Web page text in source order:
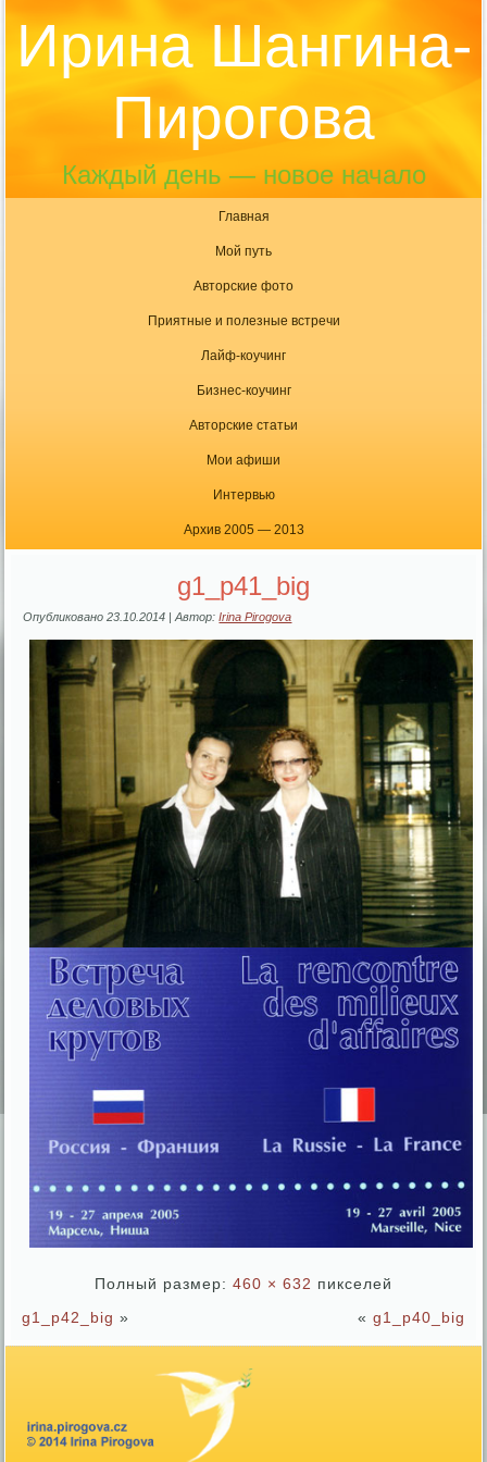
Ирина Шангина-
Пирогова
Каждый день — новое начало
Главная
Мой путь
Авторские фото
Приятные и полезные встречи
Лайф-коучинг
Бизнес-коучинг
Авторские статьи
Мои афиши
Интервью
Архив 2005 — 2013
g1_p41_big
Опубликовано 23.10.2014 |Автор: Irina Pirogova
Полный размер: 460 × 632 пикселей
g1_p42_big » « g1_p40_big